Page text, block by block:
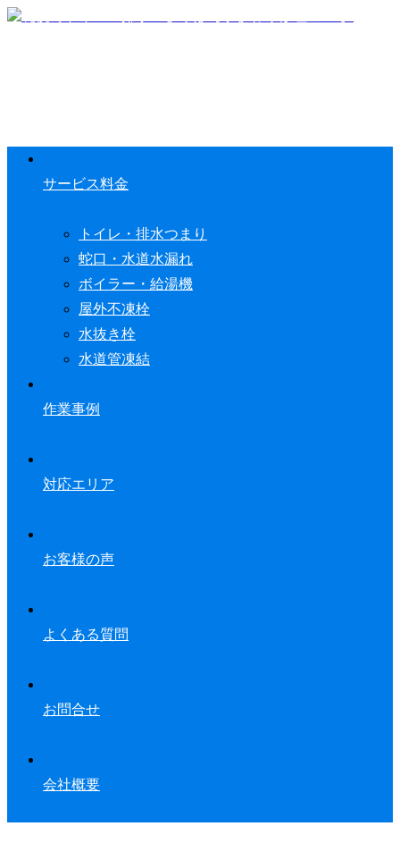
サービス料金
トイレ・排水つまり
蛇口・水道水漏れ
ボイラー・給湯機
屋外不凍栓
水抜き栓
水道管凍結
作業事例
対応エリア
お客様の声
よくある質問
お問合せ
会社概要